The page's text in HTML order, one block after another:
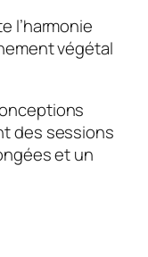
l’harmonie
végétal
des sessions
et un